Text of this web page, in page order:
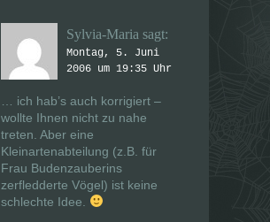
Sylvia-Maria sagt:
Montag, 5. Juni
2006 um 19:35 Uhr
… ich hab’s auch korrigiert –
wollte Ihnen nicht zu nahe
treten. Aber eine
Kleinartenabteilung (z.B. für
Frau Budenzauberins
zerfledderte Vögel) ist keine
schlechte Idee.